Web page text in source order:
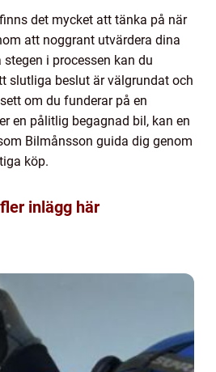
det mycket att tänka på när
att noggrant utvärdera dina
i processen kan du
slutliga beslut är välgrundat och
om du funderar på en
en pålitlig begagnad bil, kan en
Bilmånsson guida dig genom
köp.
inlägg här